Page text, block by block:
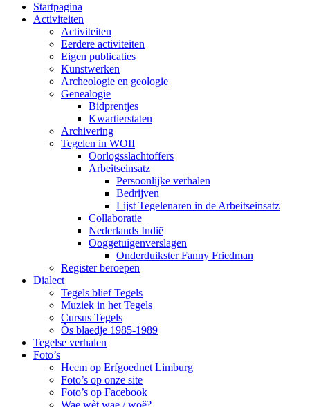
Startpagina
Activiteiten
Activiteiten
Eerdere activiteiten
Eigen publicaties
Kunstwerken
Archeologie en geologie
Genealogie
Bidprentjes
Kwartierstaten
Archivering
Tegelen in WOII
Oorlogsslachtoffers
Arbeitseinsatz
Persoonlijke verhalen
Bedrijven
Lijst Tegelenaren in de Arbeitseinsatz
Collaboratie
Nederlands Indië
Ooggetuigenverslagen
Onderduikster Fanny Friedman
Register beroepen
Dialect
Tegels blief Tegels
Muziek in het Tegels
Cursus Tegels
Ôs blaedje 1985-1989
Tegelse verhalen
Foto’s
Heem op Erfgoednet Limburg
Foto’s op onze site
Foto’s op Facebook
Wae wèt wae / woë?